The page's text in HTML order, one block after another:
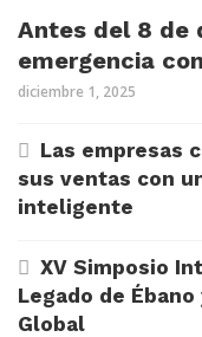
Antes del 8 de
emergencia
diciembre 1, 2025
Las empresas
sus ventas con
inteligente
XV Simposio
Legado de
Global